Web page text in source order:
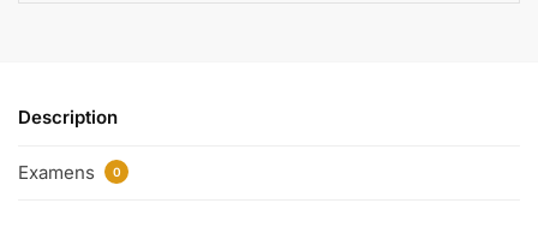
Description
Examens 0